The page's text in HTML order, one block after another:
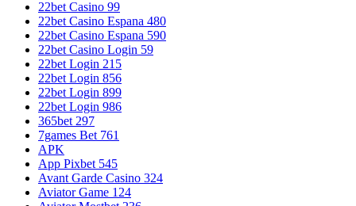
22bet Casino 99
22bet Casino Espana 480
22bet Casino Espana 590
22bet Casino Login 59
22bet Login 215
22bet Login 856
22bet Login 899
22bet Login 986
365bet 297
7games Bet 761
APK
App Pixbet 545
Avant Garde Casino 324
Aviator Game 124